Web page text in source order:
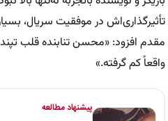
تأثیرگذاری‌اش در موفقیت سریال،
مقدم افزود: «محسن تنابنده قلب
واقعاً کم گرفته.»
پیشنهاد مطالعه